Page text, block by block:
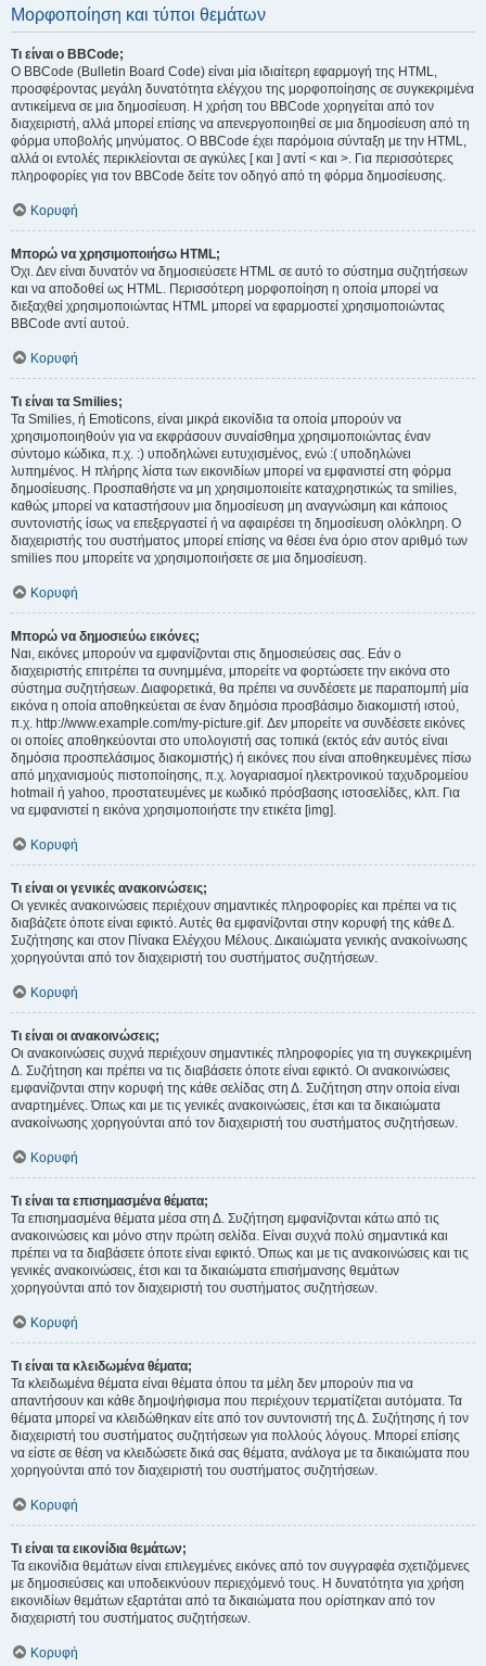
Μορφοποίηση και τύποι θεμάτων
Τι είναι ο BBCode;
Ο BBCode (Bulletin Board Code) είναι μία ιδιαίτερη εφαρμογή της HTML,
προσφέροντας μεγάλη δυνατότητα ελέγχου της μορφοποίησης σε συγκεκριμένα
αντικείμενα σε μια δημοσίευση. Η χρήση του BBCode χορηγείται από τον
διαχειριστή, αλλά μπορεί επίσης να απενεργοποιηθεί σε μια δημοσίευση από τη
φόρμα υποβολής μηνύματος. Ο BBCode έχει παρόμοια σύνταξη με την HTML,
αλλά οι εντολές περικλείονται σε αγκύλες [ και ] αντί < και >. Για περισσότερες
πληροφορίες για τον BBCode δείτε τον οδηγό από τη φόρμα δημοσίευσης.
Κορυφή
Μπορώ να χρησιμοποιήσω HTML;
Όχι. Δεν είναι δυνατόν να δημοσιεύσετε HTML σε αυτό το σύστημα συζητήσεων
και να αποδοθεί ως HTML. Περισσότερη μορφοποίηση η οποία μπορεί να
διεξαχθεί χρησιμοποιώντας HTML μπορεί να εφαρμοστεί χρησιμοποιώντας
BBCode αντί αυτού.
Κορυφή
Τι είναι τα Smilies;
Τα Smilies, ή Emoticons, είναι μικρά εικονίδια τα οποία μπορούν να
χρησιμοποιηθούν για να εκφράσουν συναίσθημα χρησιμοποιώντας έναν
σύντομο κώδικα, π.χ. :) υποδηλώνει ευτυχισμένος, ενώ :( υποδηλώνει
λυπημένος. Η πλήρης λίστα των εικονιδίων μπορεί να εμφανιστεί στη φόρμα
δημοσίευσης. Προσπαθήστε να μη χρησιμοποιείτε καταχρηστικώς τα smilies,
καθώς μπορεί να καταστήσουν μια δημοσίευση μη αναγνώσιμη και κάποιος
συντονιστής ίσως να επεξεργαστεί ή να αφαιρέσει τη δημοσίευση ολόκληρη. Ο
διαχειριστής του συστήματος μπορεί επίσης να θέσει ένα όριο στον αριθμό των
smilies που μπορείτε να χρησιμοποιήσετε σε μια δημοσίευση.
Κορυφή
Μπορώ να δημοσιεύω εικόνες;
Ναι, εικόνες μπορούν να εμφανίζονται στις δημοσιεύσεις σας. Εάν ο
διαχειριστής επιτρέπει τα συνημμένα, μπορείτε να φορτώσετε την εικόνα στο
σύστημα συζητήσεων. Διαφορετικά, θα πρέπει να συνδέσετε με παραπομπή μία
εικόνα η οποία αποθηκεύεται σε έναν δημόσια προσβάσιμο διακομιστή ιστού,
π.χ. http://www.example.com/my-picture.gif. Δεν μπορείτε να συνδέσετε εικόνες
οι οποίες αποθηκεύονται στο υπολογιστή σας τοπικά (εκτός εάν αυτός είναι
δημόσια προσπελάσιμος διακομιστής) ή εικόνες που είναι αποθηκευμένες πίσω
από μηχανισμούς πιστοποίησης, π.χ. λογαριασμοί ηλεκτρονικού ταχυδρομείου
hotmail ή yahoo, προστατευμένες με κωδικό πρόσβασης ιστοσελίδες, κλπ. Για
να εμφανιστεί η εικόνα χρησιμοποιήστε την ετικέτα [img].
Κορυφή
Τι είναι οι γενικές ανακοινώσεις;
Οι γενικές ανακοινώσεις περιέχουν σημαντικές πληροφορίες και πρέπει να τις
διαβάζετε όποτε είναι εφικτό. Αυτές θα εμφανίζονται στην κορυφή της κάθε Δ.
Συζήτησης και στον Πίνακα Ελέγχου Μέλους. Δικαιώματα γενικής ανακοίνωσης
χορηγούνται από τον διαχειριστή του συστήματος συζητήσεων.
Κορυφή
Τι είναι οι ανακοινώσεις;
Οι ανακοινώσεις συχνά περιέχουν σημαντικές πληροφορίες για τη συγκεκριμένη
Δ. Συζήτηση και πρέπει να τις διαβάσετε όποτε είναι εφικτό. Οι ανακοινώσεις
εμφανίζονται στην κορυφή της κάθε σελίδας στη Δ. Συζήτηση στην οποία είναι
αναρτημένες. Όπως και με τις γενικές ανακοινώσεις, έτσι και τα δικαιώματα
ανακοίνωσης χορηγούνται από τον διαχειριστή του συστήματος συζητήσεων.
Κορυφή
Τι είναι τα επισημασμένα θέματα;
Τα επισημασμένα θέματα μέσα στη Δ. Συζήτηση εμφανίζονται κάτω από τις
ανακοινώσεις και μόνο στην πρώτη σελίδα. Είναι συχνά πολύ σημαντικά και
πρέπει να τα διαβάσετε όποτε είναι εφικτό. Όπως και με τις ανακοινώσεις και τις
γενικές ανακοινώσεις, έτσι και τα δικαιώματα επισήμανσης θεμάτων
χορηγούνται από τον διαχειριστή του συστήματος συζητήσεων.
Κορυφή
Τι είναι τα κλειδωμένα θέματα;
Τα κλειδωμένα θέματα είναι θέματα όπου τα μέλη δεν μπορούν πια να
απαντήσουν και κάθε δημοψήφισμα που περιέχουν τερματίζεται αυτόματα. Τα
θέματα μπορεί να κλειδώθηκαν είτε από τον συντονιστή της Δ. Συζήτησης ή τον
διαχειριστή του συστήματος συζητήσεων για πολλούς λόγους. Μπορεί επίσης
να είστε σε θέση να κλειδώσετε δικά σας θέματα, ανάλογα με τα δικαιώματα που
χορηγούνται από τον διαχειριστή του συστήματος συζητήσεων.
Κορυφή
Τι είναι τα εικονίδια θεμάτων;
Τα εικονίδια θεμάτων είναι επιλεγμένες εικόνες από τον συγγραφέα σχετιζόμενες
με δημοσιεύσεις και υποδεικνύουν περιεχόμενό τους. Η δυνατότητα για χρήση
εικονιδίων θεμάτων εξαρτάται από τα δικαιώματα που ορίστηκαν από τον
διαχειριστή του συστήματος συζητήσεων.
Κορυφή